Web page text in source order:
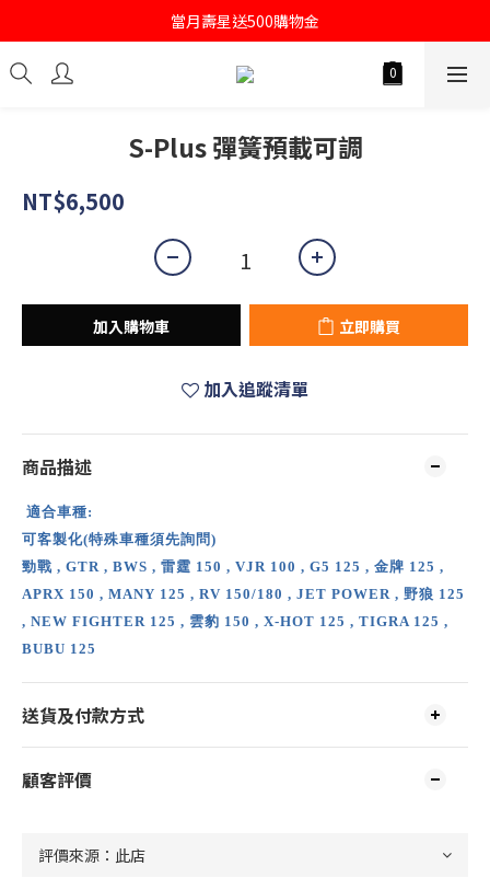
註冊會員即送購物金100
當月壽星送500購物金
註冊會員即送購物金100
S-Plus 彈簧預載可調
NT$6,500
加入購物車 立即購買
加入追蹤清單
商品描述
適合車種:
可客製化(特殊車種須先詢問)
勁戰 , GTR , BWS , 雷霆 150 , VJR 100 , G5 125 , 金牌 125 ,
APRX 150 , MANY 125 , RV 150/180 , JET POWER , 野狼 125
, NEW FIGHTER 125 , 雲豹 150 , X-HOT 125 , TIGRA 125 ,
BUBU 125
送貨及付款方式
顧客評價